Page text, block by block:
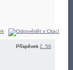
Příspěvek č. 59